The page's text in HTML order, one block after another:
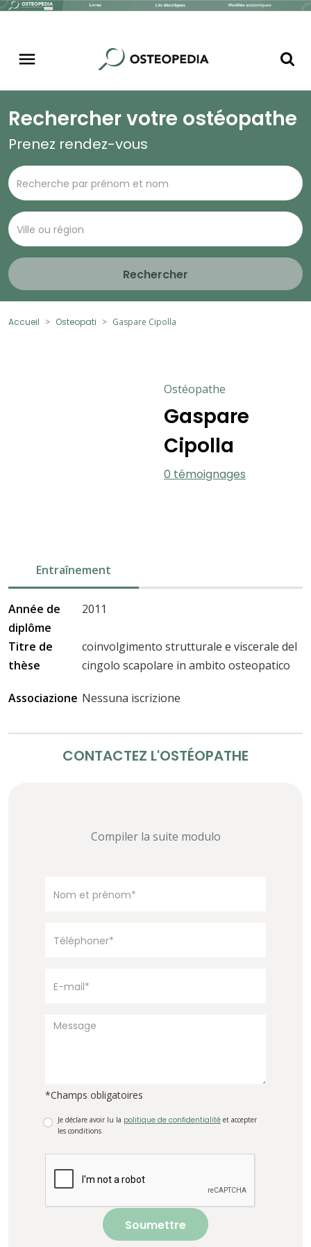
Rechercher votre ostéopathe
Prenez rendez-vous
Rechercher
Accueil Osteopati Gaspare Cipolla
Ostéopathe
Gaspare
Cipolla
0 témoignages
Entraînement
Année de
diplôme
2011
Titre de
thèse
coinvolgimento strutturale e viscerale del
cingolo scapolare in ambito osteopatico
Associazione Nessuna iscrizione
CONTACTEZ L'OSTÉOPATHE
Compiler la suite modulo
*Champs obligatoires
Je déclare avoir lu la politique de confidentialité et accepter
les conditions
Soumettre